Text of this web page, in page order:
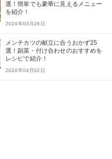
選！簡単でも豪華に見えるメニュー
を紹介！
2024年03月28日
メンチカツの献立に合うおかず25
選！副菜・付け合わせのおすすめを
レシピで紹介！
2024年04月02日